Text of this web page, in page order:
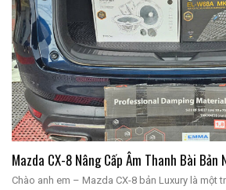
Mazda CX-8 Nâng Cấp Âm Thanh Bài Bản
Chào anh em – Mazda CX-8 bản Luxury là một